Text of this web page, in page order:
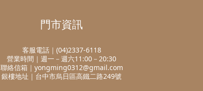
門市資訊
客服電話｜(04)2337-6118
營業時間｜週一－週六11:00－20:30
聯絡信箱｜yongming0312@gmail.com
銀樓地址｜台中市烏日區高鐵二路249號